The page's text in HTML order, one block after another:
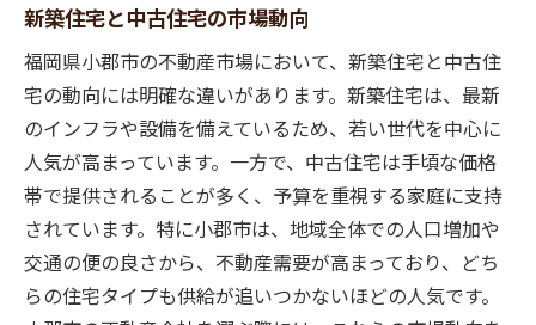
信頼関係の構築による長期的なパートナー
シップ
物件選びから契約まで不動産会社と共に進める
安心感
物件見学のスケジュール調整とアドバイス
契約手続きと必要書類の準備
ローン申請と資金計画のサポート
引っ越し後のアフターケアサービス
不動産会社と共に進めるリノベーション計
新築住宅と中古住宅の市場動向
福岡県小郡市の不動産市場において、新築住宅と中古住
宅の動向には明確な違いがあります。新築住宅は、最新
のインフラや設備を備えているため、若い世代を中心に
人気が高まっています。一方で、中古住宅は手頃な価格
帯で提供されることが多く、予算を重視する家庭に支持
されています。特に小郡市は、地域全体での人口増加や
交通の便の良さから、不動産需要が高まっており、どち
らの住宅タイプも供給が追いつかないほどの人気です。